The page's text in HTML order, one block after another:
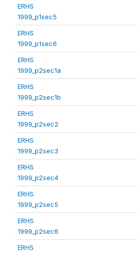
ERHS
1999_p1sec5
ERHS
1999_p1sec6
ERHS
1999_p2sec1a
ERHS
1999_p2sec1b
ERHS
1999_p2sec2
ERHS
1999_p2sec3
ERHS
1999_p2sec4
ERHS
1999_p2sec5
ERHS
1999_p2sec6
ERHS